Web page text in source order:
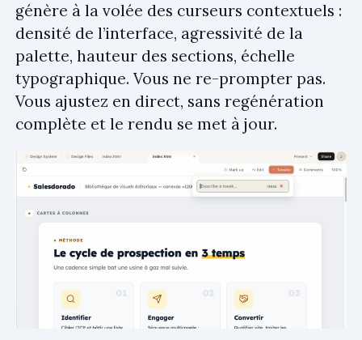
génère à la volée des curseurs contextuels :
densité de l’interface, agressivité de la
palette, hauteur des sections, échelle
typographique. Vous ne re-prompter pas.
Vous ajustez en direct, sans regénération
complète et le rendu se met à jour.